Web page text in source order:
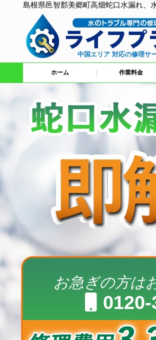
島根県邑智郡美郷町高畑蛇口水漏れ、
中国エリア 対応の修理サ
ホーム 作業料金
お急ぎの方は